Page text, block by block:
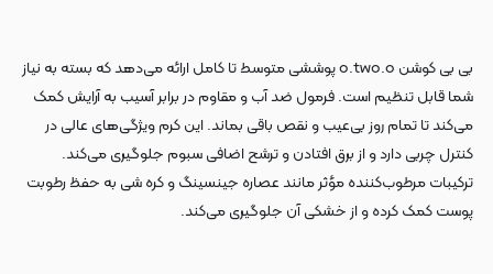
بی بی کوشن o.two.o پوششی متوسط تا کامل ارائه می‌دهد که بسته به نیاز
شما قابل تنظیم است. فرمول ضد آب و مقاوم در برابر آسیب به آرایش کمک
می‌کند تا تمام روز بی‌عیب و نقص باقی بماند. این کرم ویژگی‌های عالی در
کنترل چربی دارد و از برق افتادن و ترشح اضافی سبوم جلوگیری می‌کند.
ترکیبات مرطوب‌کننده مؤثر مانند عصاره جینسینگ و کره شی به حفظ رطوبت
پوست کمک کرده و از خشکی آن جلوگیری می‌کند.